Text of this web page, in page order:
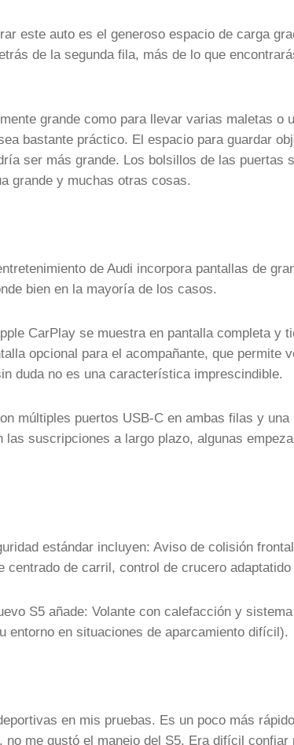
este auto es el generoso espacio de carga
de la segunda fila, más de lo que
grande como para llevar varias maletas o
bastante práctico. El espacio para guardar
ser más grande. Los bolsillos de las puertas
grande y muchas otras cosas.
de Audi incorpora pantallas de
bien en la mayoría de los casos.
CarPlay se muestra en pantalla completa y
opcional para el acompañante, que permite
duda no es una característica imprescindible.
múltiples puertos USB-C en ambas filas y
las suscripciones a largo plazo, algunas
estándar incluyen: Aviso de colisión
centrado de carril, control de crucero
S5 añade: Volante con calefacción y
entorno en situaciones de aparcamiento difícil).
en mis pruebas. Es un poco más
no me gustó el manejo del S5. Era difícil